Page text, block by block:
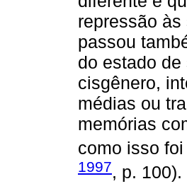
repressão
passou
do estado
cisgênero,
médias ou
memórias
como isso
1997, p. 100).